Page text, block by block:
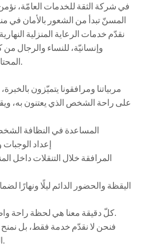
في شركة الثقة للخدمات العامّة،
المسنّ تبدأ من الشعور بالأمان في
نقدّم خدمات الرعاية المنزلية
وإنسانيّة، للنساء والرجال
المحتاجين إلى متابعة دائمة.
على راحة الشخص الذي يعتنون به،
• المساعدة في النظافة
• إعداد
• اليقظة والحضور الدائم ليلًا ونهارًا
كلّ دقيقة معنا هي لحظة راحة واطمئنان لكم ولأحبّائكم.
فنحن لا نقدّم خدمة فقط، بل
العيش في كلّ تفصيل.